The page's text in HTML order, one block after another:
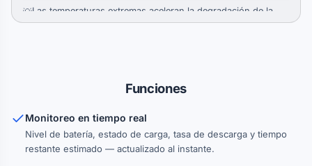
💡Las temperaturas extremas aceleran la degradación de la
batería.
Funciones
Monitoreo en tiempo real
Nivel de batería, estado de carga, tasa de descarga y tiempo
restante estimado — actualizado al instante.